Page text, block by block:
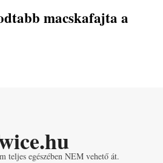
macskafajta a
teljes egészében NEM vehető át.